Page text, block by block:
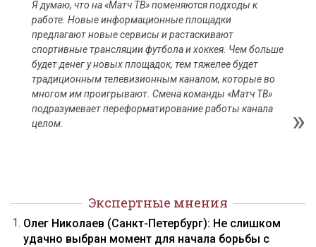
Я думаю, что на «Матч ТВ» поменяются подходы к
работе. Новые информационные площадки
предлагают новые сервисы и растаскивают
спортивные трансляции футбола и хоккея. Чем больше
будет денег у новых площадок, тем тяжелее будет
традиционным телевизионным каналом, которые во
многом им проигрывают. Смена команды «Матч ТВ»
подразумевает переформатирование работы канала
целом.
Экспертные мнения
Олег Николаев (Санкт-Петербург): Не слишком
удачно выбран момент для начала борьбы с